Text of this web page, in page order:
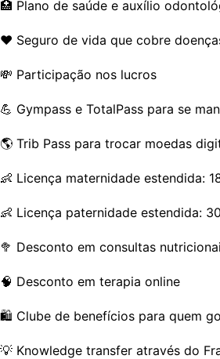
🏥 Plano de saúde e auxílio
❤️ Seguro de vida que cobre
💸 Participação nos lucros
💪 Gympass e TotalPass para se
🌎 Trib Pass para trocar moedas
👶 Licença maternidade estendida:
👶 Licença paternidade estendida:
🥦 Desconto em consultas
🧠 Desconto em terapia online
🛍️ Clube de benefícios para quem
💡 Knowledge transfer através do